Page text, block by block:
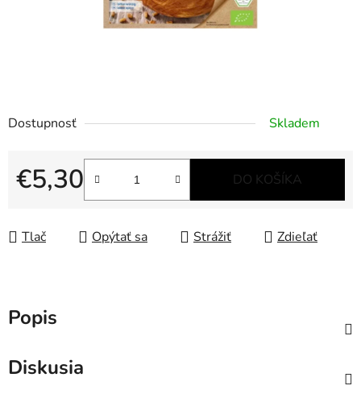
Dostupnosť Skladem
€5,30
Jednotková cena:
DO KOŠÍKA
Tlač Opýtať sa Strážiť Zdieľať
Popis
Diskusia